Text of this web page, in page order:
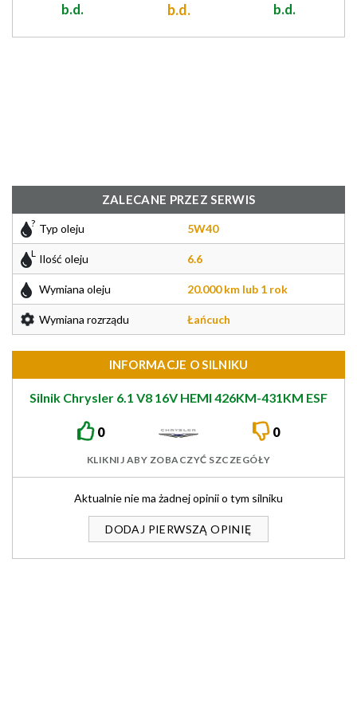
b.d. b.d. b.d.
ZALECANE PRZEZ SERWIS
Typ oleju 5W40
Ilość oleju 6.6
Wymiana oleju 20.000 km lub 1 rok
Wymiana rozrządu Łańcuch
INFORMACJE O SILNIKU
Silnik Chrysler 6.1 V8 16V HEMI 426KM-431KM ESF
0 0
KLIKNIJ ABY ZOBACZYĆ SZCZEGÓŁY
Aktualnie nie ma żadnej opinii o tym silniku
DODAJ PIERWSZĄ OPINIĘ